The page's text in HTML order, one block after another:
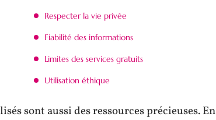
Respecter la vie privée
Fiabilité des informations
Limites des services gratuits
Utilisation éthique
sont aussi des ressources précieuses. En